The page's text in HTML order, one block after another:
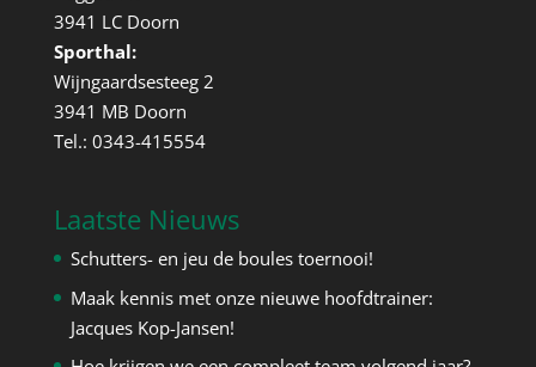
3941 LC Doorn
Sporthal:
Wijngaardsesteeg 2
3941 MB Doorn
Tel.: 0343-415554
Laatste Nieuws
Schutters- en jeu de boules toernooi!
Maak kennis met onze nieuwe hoofdtrainer:
Jacques Kop-Jansen!